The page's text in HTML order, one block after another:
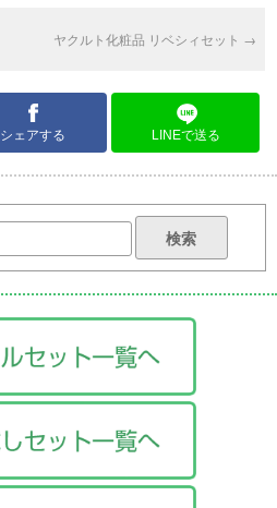
ヤクルト化粧品 リベシィセット →
シェアする LINEで送る